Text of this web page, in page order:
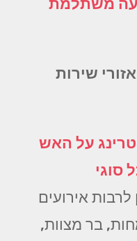
שירות
על האש
סוגי
לרבות אירועים
בר מצוות,